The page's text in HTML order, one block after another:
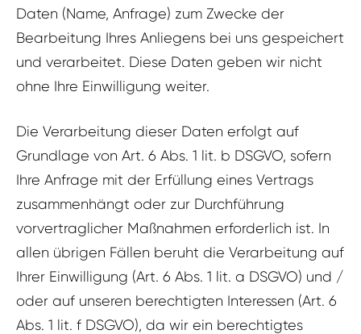
Daten (Name, Anfrage) zum Zwecke der
Bearbeitung Ihres Anliegens bei uns gespeichert
und verarbeitet. Diese Daten geben wir nicht
ohne Ihre Einwilligung weiter.
Die Verarbeitung dieser Daten erfolgt auf
Grundlage von Art. 6 Abs. 1 lit. b DSGVO, sofern
Ihre Anfrage mit der Erfüllung eines Vertrags
zusammenhängt oder zur Durchführung
vorvertraglicher Maßnahmen erforderlich ist. In
allen übrigen Fällen beruht die Verarbeitung auf
Ihrer Einwilligung (Art. 6 Abs. 1 lit. a DSGVO) und /
oder auf unseren berechtigten Interessen (Art. 6
Abs. 1 lit. f DSGVO), da wir ein berechtigtes